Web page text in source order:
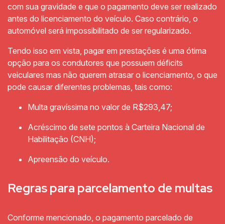
com sua gravidade e que o pagamento deve ser realizado
antes do licenciamento do veículo. Caso contrário, o
automóvel será impossibilitado de ser regularizado.
Tendo isso em vista, pagar em prestações é uma ótima
opção para os condutores que possuem déficits
veiculares mas não querem atrasar o licenciamento, o que
pode causar diferentes problemas, tais como:
Multa gravíssima no valor de R$293,47;
Acréscimo de sete pontos à Carteira Nacional de
Habilitação (CNH);
Apreensão do veículo.
Regras para parcelamento de multas
Conforme mencionado, o pagamento parcelado de